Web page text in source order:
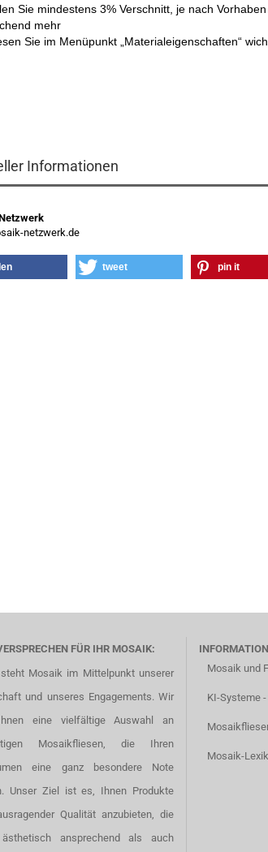
Sie mindestens 3% Verschnitt, je nach
mehr
Sie im Menüpunkt „Materialeigenschaften“
Informationen
netzwerk.de
tweet pin it
FÜR IHR MOSAIK:
Mosaik im Mittelpunkt unserer
und unseres Engagements. Wir
eine vielfältige Auswahl an
Mosaikfliesen, die Ihren
eine ganz besondere Note
Unser Ziel ist es, Ihnen Produkte
Qualität anzubieten, die
ansprechend als auch
INFORMATION
Mosaik und
KI-Systeme
Mosaik-